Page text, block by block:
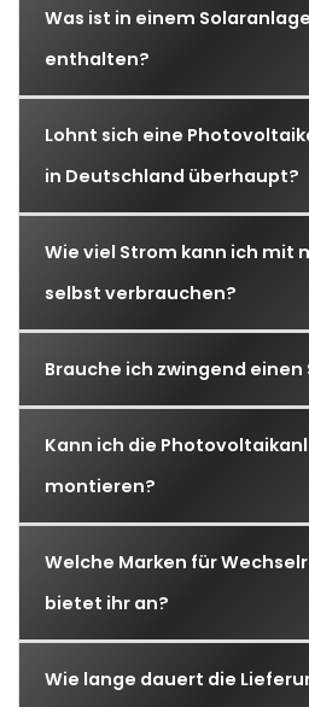
Was ist in einem
enthalten?
Lohnt sich eine
in Deutschland überhaupt?
Wie viel Strom kann ich mit
selbst verbrauchen?
Brauche ich zwingend
Kann ich die
montieren?
Welche Marken für
bietet ihr an?
Wie lange dauert die